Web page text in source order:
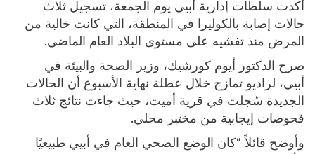
أكدت سلطات إدارية أبيي يوم الجمعة، تسجيل ثلاث
حالات إصابة بالكوليرا في المنطقة، التي كانت خالية من
المرض منذ تفشيه على مستوى البلاد العام الماضي.
صرح الدكتور أيوم كورشيك، وزير الصحة والبيئة في
أبيي، لراديو تمازج خلال عطلة نهاية الأسبوع أن الحالات
الجديدة سُجلت في قرية أميت، حيث جاءت نتائج ثلاث
فحوصات إيجابية من مختبر محلي.
وأوضح قائلاً “كان الوضع الصحي العام في أبيي طبيعيًا